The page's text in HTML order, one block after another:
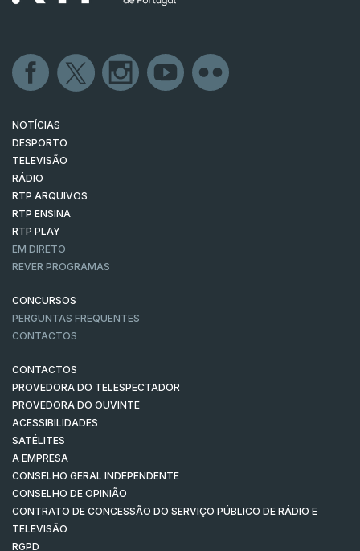
NOTÍCIAS
DESPORTO
TELEVISÃO
RÁDIO
RTP ARQUIVOS
RTP ENSINA
RTP PLAY
EM DIRETO
REVER PROGRAMAS
CONCURSOS
PERGUNTAS FREQUENTES
CONTACTOS
CONTACTOS
PROVEDORA DO TELESPECTADOR
PROVEDORA DO OUVINTE
ACESSIBILIDADES
SATÉLITES
A EMPRESA
CONSELHO GERAL INDEPENDENTE
CONSELHO DE OPINIÃO
CONTRATO DE CONCESSÃO DO SERVIÇO PÚBLICO DE RÁDIO E
TELEVISÃO
RGPD